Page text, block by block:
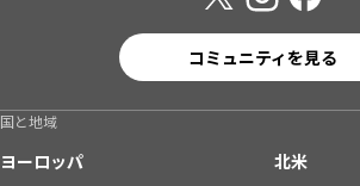
コミュニティを見る
国と地域
ヨーロッパ
北米